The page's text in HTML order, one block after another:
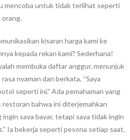
mencoba untuk tidak terlihat seperti
kisaran harga kami ke
kepada rekan kami? Sederhana!
membuka daftar anggur, menunjuk
nyaman dan berkata, “Saya
seperti ini.” Ada pemahaman yang
bahwa ini diterjemahkan
saya bayar, tetapi saya tidak ingin
Ia bekerja seperti pesona setiap saat.